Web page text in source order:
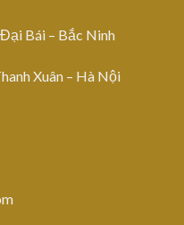
Bái – Bắc Ninh
Xuân – Hà Nội